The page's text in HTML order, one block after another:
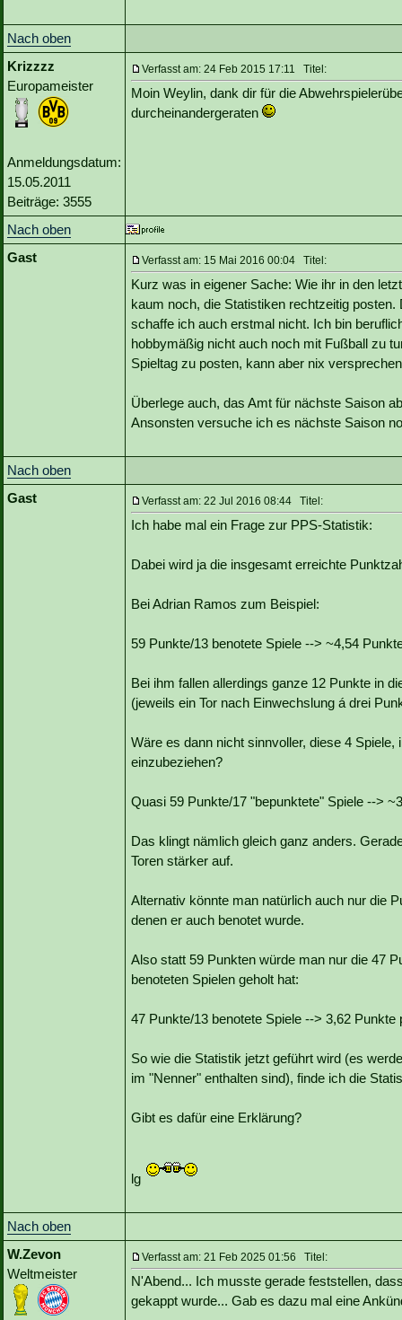
Nach oben
Krizzzz
Europameister
Anmeldungsdatum:
15.05.2011
Beiträge: 3555
Verfasst am: 24 Feb 2015 17:11 Titel:
Moin Weylin, dank dir für die
durcheinandergeraten
Nach oben
Gast
Verfasst am: 15 Mai 2016 00:04 Titel:
Kurz was in eigener Sache: Wie ihr in den
kaum noch, die Statistiken rechtzeitig
schaffe ich auch erstmal nicht. Ich bin
hobbymäßig nicht auch noch mit Fußball zu
Spieltag zu posten, kann aber nix
Überlege auch, das Amt für nächste Saison
Ansonsten versuche ich es nächste Saison
Nach oben
Gast
Verfasst am: 22 Jul 2016 08:44 Titel:
Ich habe mal ein Frage zur PPS-Statistik:
Dabei wird ja die insgesamt erreichte
Bei Adrian Ramos zum Beispiel:
59 Punkte/13 benotete Spiele --> ~4,54
Bei ihm fallen allerdings ganze 12 Punkte in
(jeweils ein Tor nach Einwechslung á drei
Wäre es dann nicht sinnvoller, diese 4
einzubeziehen?
Quasi 59 Punkte/17 "bepunktete" Spiele -->
Das klingt nämlich gleich ganz anders.
Toren stärker auf.
Alternativ könnte man natürlich auch nur die
denen er auch benotet wurde.
Also statt 59 Punkten würde man nur die 47
benoteten Spielen geholt hat:
47 Punkte/13 benotete Spiele --> 3,62 Punkte
So wie die Statistik jetzt geführt wird (es
im "Nenner" enthalten sind), finde ich die
Gibt es dafür eine Erklärung?
lg
Nach oben
W.Zevon
Weltmeister
Verfasst am: 21 Feb 2025 01:56 Titel:
N'Abend... Ich musste gerade feststellen,
gekappt wurde... Gab es dazu mal eine